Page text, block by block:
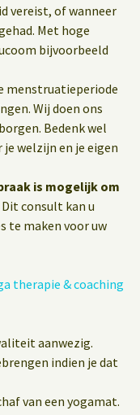
vereist, of wanneer
Met hoge
bijvoorbeeld
menstruatieperiode
Wij doen ons
Bedenk wel
welzijn en je eigen
is mogelijk om
Dit consult kan u
te maken voor uw
therapie & coaching
aanwezig.
indien je dat
van een yogamat.